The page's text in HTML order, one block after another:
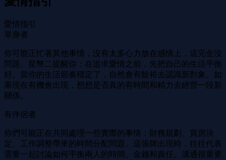
愛情指引
單身者
你可能正忙著其他事情，沒有太多心力放在感情上，這完全沒
問題。星幣二提醒你：在追求愛情之前，先把自己的生活平衡
好。當你的生活節奏穩定了，自然會有餘裕去認識新對象。如
果現在有機會出現，想想是否真的有時間和精力去經營一段新
關係。
有伴侶者
你們可能正在共同處理一些實際的事情：財務規劃、買房決
定、工作調整帶來的時間分配問題。這張牌出現時，往往代表
需要一起討論如何平衡兩人的時間、金錢和責任。溝通很重要